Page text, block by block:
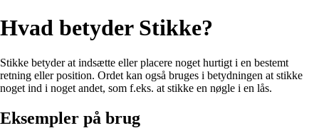
Hvad betyder Stikke?
Stikke betyder at indsætte eller placere noget hurtigt i en bestemt
retning eller position. Ordet kan også bruges i betydningen at stikke
noget ind i noget andet, som f.eks. at stikke en nøgle i en lås.
Eksempler på brug